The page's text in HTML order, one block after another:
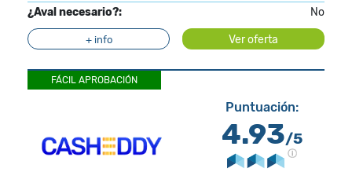
¿Aval necesario?:
No
+ info Ver oferta
FÁCIL APROBACIÓN
Puntuación:
4.93/5